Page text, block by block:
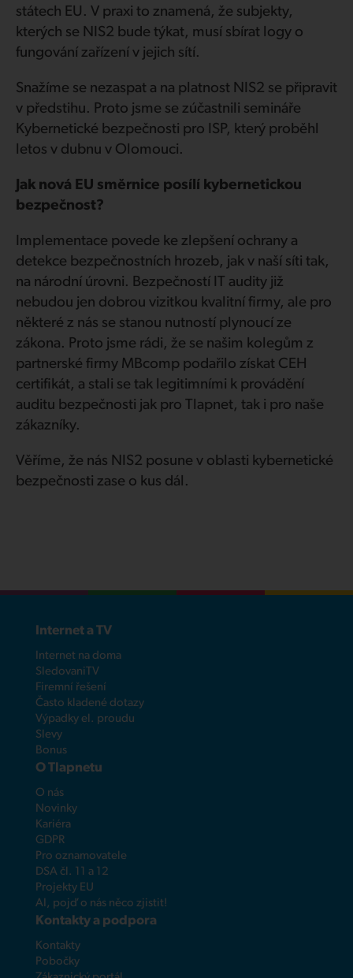
státech EU. V praxi to znamená, že subjekty,
kterých se NIS2 bude týkat, musí sbírat logy o
fungování zařízení v jejich sítí.
Snažíme se nezaspat a na platnost NIS2 se připravit
v předstihu. Proto jsme se zúčastnili semináře
Kybernetické bezpečnosti pro ISP, který proběhl
letos v dubnu v Olomouci.
Jak nová EU směrnice posílí kybernetickou
bezpečnost?
Implementace povede ke zlepšení ochrany a
detekce bezpečnostních hrozeb, jak v naší síti tak,
na národní úrovni. Bezpečností IT audity již
nebudou jen dobrou vizitkou kvalitní firmy, ale pro
některé z nás se stanou nutností plynoucí ze
zákona. Proto jsme rádi, že se našim kolegům z
partnerské firmy MBcomp podařilo získat CEH
certifikát, a stali se tak legitimními k provádění
auditu bezpečnosti jak pro Tlapnet, tak i pro naše
zákazníky.
Věříme, že nás NIS2 posune v oblasti kybernetické
bezpečnosti zase o kus dál.
Internet a TV
Internet na doma
SledovaniTV
Firemní řešení
Často kladené dotazy
Výpadky el. proudu
Slevy
Bonus
O Tlapnetu
O nás
Novinky
Kariéra
GDPR
Pro oznamovatele
DSA čl. 11 a 12
Projekty EU
AI, pojď o nás něco zjistit!
Kontakty a podpora
Kontakty
Pobočky